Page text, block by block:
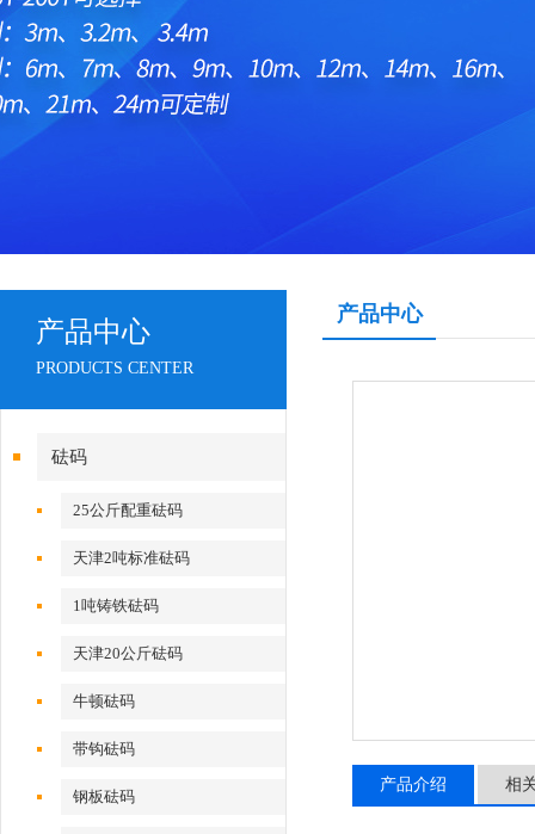
产品中心
PRODUCTS CENTER
砝码
25公斤配重砝码
天津2吨标准砝码
1吨铸铁砝码
天津20公斤砝码
牛顿砝码
带钩砝码
钢板砝码
产品中心
产品介绍 相